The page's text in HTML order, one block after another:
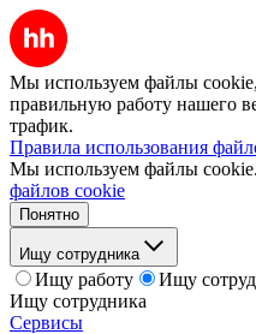
Мы используем файлы
правильную работу нашего
трафик.
Правила использования
Мы используем файлы cookie.
файлов cookie
Понятно
Ищу сотрудника
Ищу работу
Ищу
Ищу сотрудника
Сервисы